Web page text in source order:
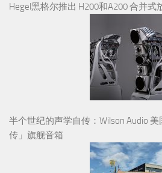
Hegel黑格尔推出 H200和A200 合并式
半个世纪的声学自传：Wilson Audio
传」旗舰音箱